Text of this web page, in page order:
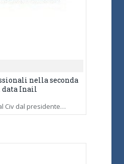
nella seconda
data Inail
Civ dal presidente…